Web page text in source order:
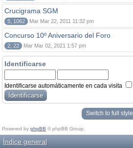
Crucigrama SGM
5, 1062 Mar Mar 22, 2011 11:32 pm
Concurso 10º Aniversario del Foro
2, 22 Mar Mar 02, 2021 1:57 pm
Identificarse
Identificarse automáticamente en cada visita
Switch to full style
Powered by phpBB © phpBB Group.
Índice general